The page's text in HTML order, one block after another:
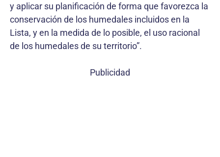
y aplicar su planificación de forma que favorezca la
conservación de los humedales incluidos en la
Lista, y en la medida de lo posible, el uso racional
de los humedales de su territorio”.
Publicidad